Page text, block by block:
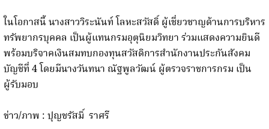
ในโอกาสนี้ นางสาววิระนันท์ โลหะสวัสดิ์ ผู้เชี่ยวชาญด้านการบริหาร
ทรัพยากรบุคคล เป็นผู้แทนกรมอุตุนิยมวิทยา ร่วมแสดงความยินดี
พร้อมบริจาคเงินสมทบกองทุนสวัสดิการสำนักงานประกันสังคม
บัญชีที่ 4 โดยมีนางวันทนา ณัฐพูลวัฒน์ ผู้ตรวจราชการกรม เป็น
ผู้รับมอบ
ข่าว/ภาพ : ปุญชรัสมิ์ ราศรี